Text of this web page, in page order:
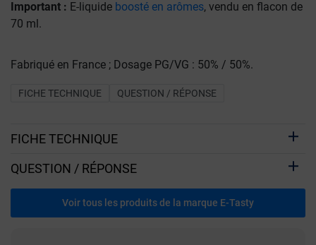
Important : E-liquide boosté en arômes, vendu en flacon de
70 ml.
Fabriqué en France ; Dosage PG/VG : 50% / 50%.
FICHE TECHNIQUE QUESTION / RÉPONSE
FICHE TECHNIQUE
QUESTION / RÉPONSE
Voir tous les produits de la marque E-Tasty